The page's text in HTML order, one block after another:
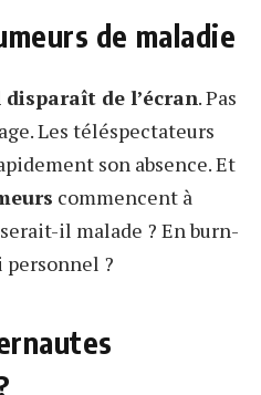
de maladie
de l’écran. Pas
Les téléspectateurs
son absence. Et
commencent à
il malade ? En burn-
personnel ?